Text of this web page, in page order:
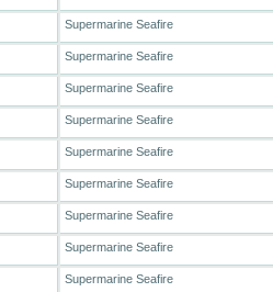
Supermarine Seafire
Supermarine Seafire
Supermarine Seafire
Supermarine Seafire
Supermarine Seafire
Supermarine Seafire
Supermarine Seafire
Supermarine Seafire
Supermarine Seafire